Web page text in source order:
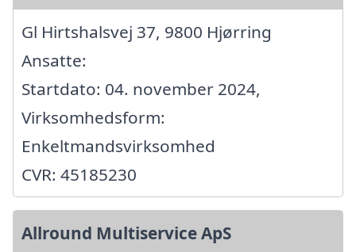
Gl Hirtshalsvej 37, 9800 Hjørring
Ansatte:
Startdato: 04. november 2024,
Virksomhedsform:
Enkeltmandsvirksomhed
CVR: 45185230
Allround Multiservice ApS